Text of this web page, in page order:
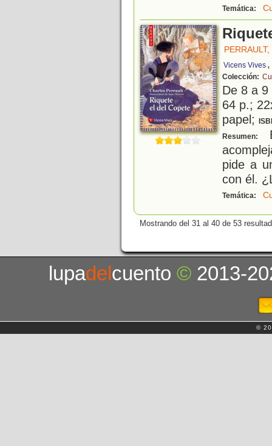
Temática:
Vicens Vives
Colección:
De 8 a
64 p.;
papel;
Resumen:
pide a
con él.
Temática:
Mostrando del 31 al 40 de 53
lupadelcuento© 2013-
©